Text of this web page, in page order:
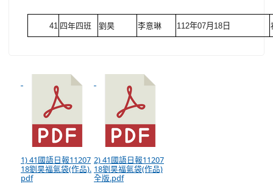
41 四年四班 劉昊 李意琳 112年07月 18 日
1) 41國語日報11207
18劉昊福氣袋(作品).
pdf
2) 41國語日報11207
18劉昊福氣袋(作品)
全版.pdf